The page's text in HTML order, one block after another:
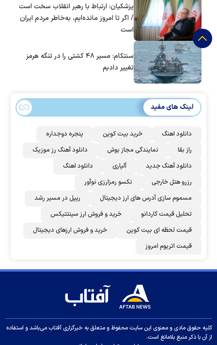
پزشکیان: ارتباط با رهبر انقلاب سخت است
/ اگر تا امروز مانده‌ایم، به‌خاطر مردم ایران
است
سنتکام: مسیر ۴۸ کشتی را در تنگه هرمز
تغییر دادیم
لینک های مفید
دانلود اهنگ خرید بیت کوین
پنجره دوجداره
راز بقا
نمایندگی مجاز بوش
دانلود آهنگ رز‌ موزیک
دانلود آهنگ جدید
آلپاری
دانلود اهنگ
رزرو هتل خارجی
نکسو رمزارزی نوآور
مسموم سازی آدرس های ارز دیجیتال
ریپل در مسیر رشد
تحلیل قیمت کاردانو
خرید و فروش ارز سینتتیکس
قیمت لحظه ای بیت کوین
خرید و فروش ارزهای دیجیتال
قیمت اتریوم امروز
کلیه حقوق مادی و معنوی این سایت محفوظ و متعلق به خبرگزاری آفتاب می‌باشد و استفاده
از آن با ذکر منبع بلامانع است.